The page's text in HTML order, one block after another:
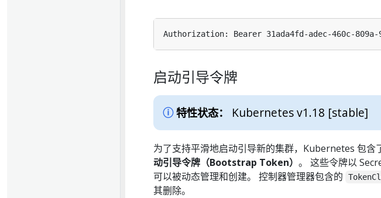
启动引导令牌
特性状态： Kubernetes v1.18 [stable]
为了支持平滑地启动引导新的集群，Kubernetes 包含
动引导令牌（Bootstrap Token） 。 这些令牌以
可以被动态管理和创建。 控制器管理器包含的
其删除。